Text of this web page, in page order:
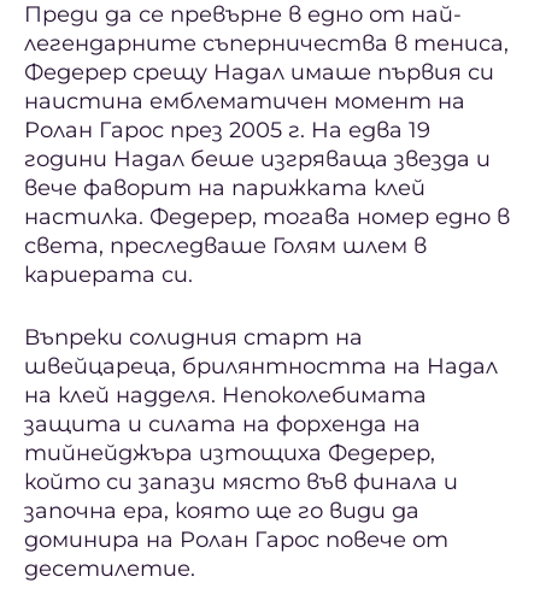
Преди да се превърне в едно от най-
легендарните съперничества в тениса,
Федерер срещу Надал имаше първия си
наистина емблематичен момент на
Ролан Гарос през 2005 г. На едва 19
години Надал беше изгряваща звезда и
вече фаворит на парижката клей
настилка. Федерер, тогава номер едно в
света, преследваше Голям шлем в
кариерата си.
Въпреки солидния старт на
швейцареца, брилянтността на Надал
на клей надделя. Непоколебимата
защита и силата на форхенда на
тийнейджъра изтощиха Федерер,
който си запази място във финала и
започна ера, която ще го види да
доминира на Ролан Гарос повече от
десетилетие.